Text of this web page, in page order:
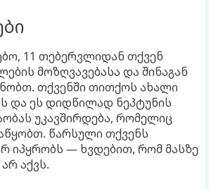
11 თებერვლიდან თქვენ
მოზღვავებასა და შინაგან
თქვენში თითქოს ახალი
და ეს დიდწილად ნეპტუნის
უკავშირდება, რომელიც
წარსული თქვენს
იპყრობს — ხვდებით, რომ მასზე
აქვს.